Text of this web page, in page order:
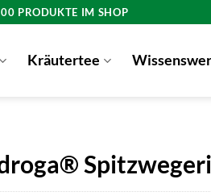
PRODUKTE IM SHOP
Kräutertee